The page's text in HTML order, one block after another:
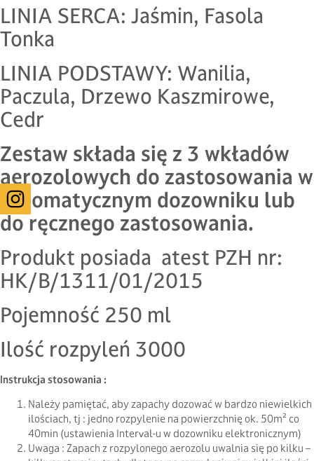
LINIA SERCA: Jaśmin, Fasola
Tonka
LINIA PODSTAWY: Wanilia,
Paczula, Drzewo Kaszmirowe,
Cedr
Zestaw składa się z 3 wkładów
aerozolowych do zastosowania w
automatycznym dozowniku lub
do ręcznego zastosowania.
Produkt posiada atest PZH nr:
HK/B/1311/01/2015
Pojemność 250 ml
Ilość rozpyleń 3000
Instrukcja stosowania :
Należy pamiętać, aby zapachy dozować w bardzo niewielkich
ilościach, tj : jedno rozpylenie na powierzchnię ok. 50m² co
40min (ustawienia Interval-u w dozowniku elektronicznym)
Uwaga : Zapach z rozpylonego aerozolu uwalnia się po kilku –